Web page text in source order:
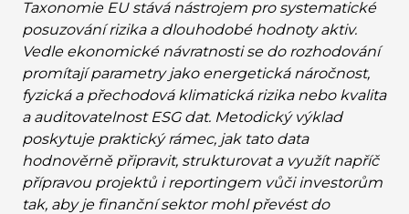
Taxonomie EU stává nástrojem pro systematické
posuzování rizika a dlouhodobé hodnoty aktiv.
Vedle ekonomické návratnosti se do rozhodování
promítají parametry jako energetická náročnost,
fyzická a přechodová klimatická rizika nebo kvalita
a auditovatelnost ESG dat. Metodický výklad
poskytuje praktický rámec, jak tato data
hodnověrně připravit, strukturovat a využít napříč
přípravou projektů i reportingem vůči investorům
tak, aby je finanční sektor mohl převést do